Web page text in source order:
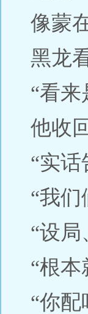
像蒙
黑龙
“看来
他收
“实
“我们
“设
“根
“你